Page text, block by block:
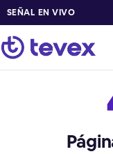
SEÑAL EN VIVO